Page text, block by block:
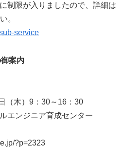
制限が入りましたので、詳細は
。
service
案内
（木）9：30～16：30
ンジニア育成センター
?p=2323